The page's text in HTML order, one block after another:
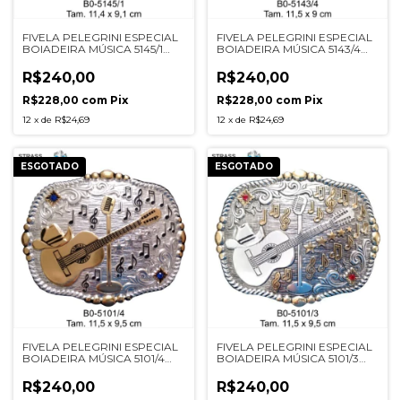
FIVELA PELEGRINI ESPECIAL
BOIADEIRA MÚSICA 5145/1
R$240,00
R$228,00 com Pix
12 x de R$24,69
FIVELA PELEGRINI ESPECIAL
BOIADEIRA MÚSICA 5143/4
R$240,00
R$228,00 com Pix
12 x de R$24,69
ESGOTADO
FIVELA PELEGRINI ESPECIAL
BOIADEIRA MÚSICA 5101/4
R$240,00
ESGOTADO
FIVELA PELEGRINI ESPECIAL
BOIADEIRA MÚSICA 5101/3
R$240,00